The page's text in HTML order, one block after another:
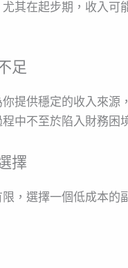
其在起步期，收入
足
提供穩定的收入來
中不至於陷入財務困
擇
，選擇一個低成本